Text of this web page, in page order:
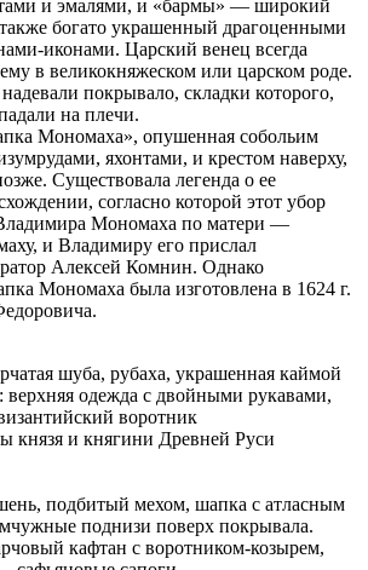
и эмалями, и «бармы» — широкий
богато украшенный драгоценными
иконами. Царский венец всегда
в великокняжеском или царском роде.
покрывало, складки которого,
на плечи.
Мономаха», опушенная собольим
яхонтами, и крестом наверху,
Существовала легенда о ее
согласно которой этот убор
Мономаха по матери —
и Владимиру его прислал
Алексей Комнин. Однако
Мономаха была изготовлена в 1624 г.
шуба, рубаха, украшенная каймой
верхняя одежда с двойными рукавами,
воротник
подбитый мехом, шапка с атласным
поднизи поверх покрывала.
кафтан с воротником-козырем,